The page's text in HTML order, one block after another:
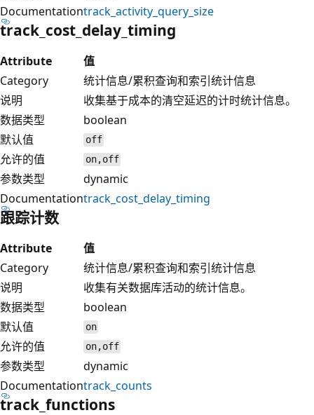
Documentationtrack_activity_query_size
track_cost_delay_timing
Attribute
值
Category
统计信息/累积查询和索引统计信息
说明
收集基于成本的清空延迟的计时统计信息。
数据类型
boolean
默认值
off
允许的值 on,off
参数类型
dynamic
Documentationtrack_cost_delay_timing
跟踪计数
Attribute
值
Category
统计信息/累积查询和索引统计信息
说明
收集有关数据库活动的统计信息。
数据类型
boolean
默认值
on
允许的值 on,off
参数类型
dynamic
Documentationtrack_counts
track_functions